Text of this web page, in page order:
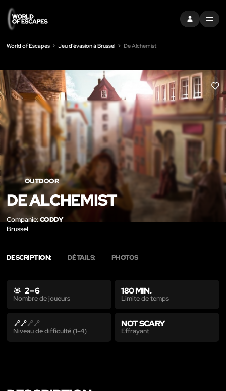
S'INSCRIREMENU
World of Escapes Jeu d'évasion à Brussel De Alchemist
LIKE
OUTDOOR
DE ALCHEMIST
Companie:CODDY
Brussel
DESCRIPTION: DÉTAILS: PHOTOS
2 – 6
Nombre de joueurs
180 MIN.
Limite de temps
Niveau de difficulté (1-4)
NOT SCARY
Effrayant